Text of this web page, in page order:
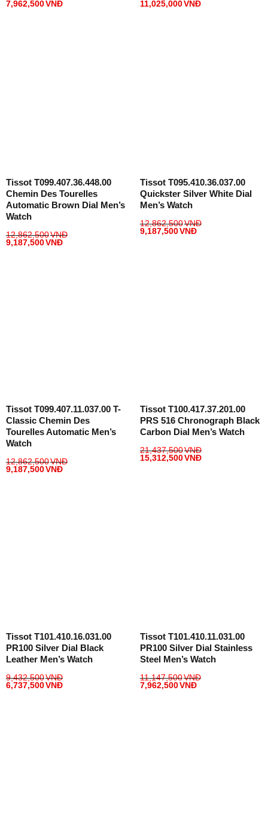
7,962,500VNĐ
11,025,000VNĐ
Tissot T099.407.36.448.00
Chemin Des Tourelles
Automatic Brown Dial Men’s
Watch
12,862,500VNĐ
9,187,500VNĐ
Tissot T095.410.36.037.00
Quickster Silver White Dial
Men’s Watch
12,862,500VNĐ
9,187,500VNĐ
Tissot T099.407.11.037.00 T-
Classic Chemin Des
Tourelles Automatic Men’s
Watch
12,862,500VNĐ
9,187,500VNĐ
Tissot T100.417.37.201.00
PRS 516 Chronograph Black
Carbon Dial Men’s Watch
21,437,500VNĐ
15,312,500VNĐ
Tissot T101.410.16.031.00
PR100 Silver Dial Black
Leather Men’s Watch
9,432,500VNĐ
6,737,500VNĐ
Tissot T101.410.11.031.00
PR100 Silver Dial Stainless
Steel Men’s Watch
11,147,500VNĐ
7,962,500VNĐ